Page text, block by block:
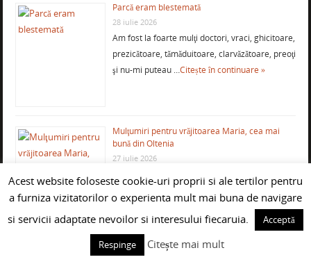
Parcă eram blestemată
28 iulie 2026
Am fost la foarte mulţi doctori, vraci, ghicitoare,
prezicătoare, tămăduitoare, clarvăzătoare, preoţi
şi nu-mi puteau …Citește în continuare »
Mulţumiri pentru vrăjitoarea Maria, cea mai
bună din Oltenia
27 iulie 2026
Mulţumesc din suflet doamnei Maria pentru
ajutorul acordat în a-mi găsi jumătatea, tocmai
când nu …
Mulţumiri recente pentru vrăjitoarea
Acest website foloseste cookie-uri proprii si ale tertilor pentru
a furniza vizitatorilor o experienta mult mai buna de navigare
si servicii adaptate nevoilor si interesului fiecaruia.
Acceptă
Respinge
Citește mai mult